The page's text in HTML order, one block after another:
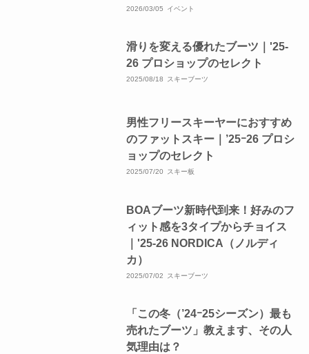
2026/03/05 イベント
滑りを変える優れたブーツ｜'25-
26 プロショップのセレクト
2025/08/18 スキーブーツ
男性フリースキーヤーにおすすめ
のファットスキー｜’25ｰ26 プロシ
ョップのセレクト
2025/07/20 スキー板
BOAブーツ新時代到来！好みのフ
ィット感を3タイプからチョイス
｜'25-26 NORDICA（ノルディ
カ）
2025/07/02 スキーブーツ
「この冬（’24ｰ25シーズン）最も
売れたブーツ」教えます、その人
気理由は？